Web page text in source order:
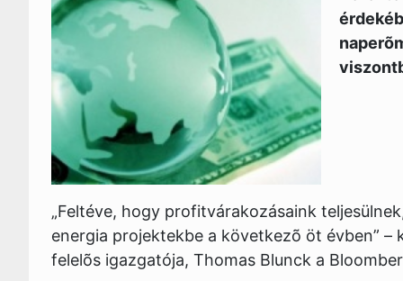
„Feltéve, hogy profitvárakozásaink
energia projektekbe a következõ öt évben”
felelõs igazgatója, Thomas Blunck a